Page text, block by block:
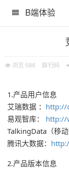
B端体验
浏览 586 扫码
1.产品用户信息
艾瑞数据 ： http://
易观智库： http://
TalkingData（移动
腾讯大数据：
2.产品版本信息